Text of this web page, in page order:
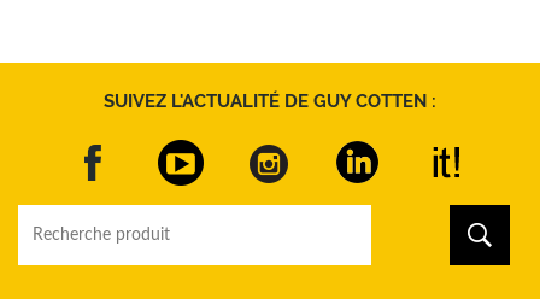
SUIVEZ L'ACTUALITÉ DE GUY COTTEN :